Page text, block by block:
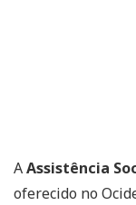
AAssistência
oferecido no